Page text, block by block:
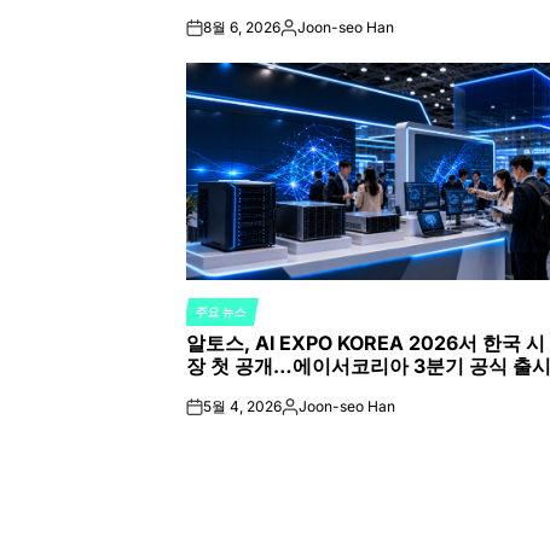
on8월 6, 2026Posted
Joon-seo Han
POSTED
IN
주요 뉴스
알토스, AI EXPO KOREA 2026서 한국 시
장 첫 공개…에이서코리아 3분기 공식 출시
on5월 4, 2026Posted
Joon-seo Han